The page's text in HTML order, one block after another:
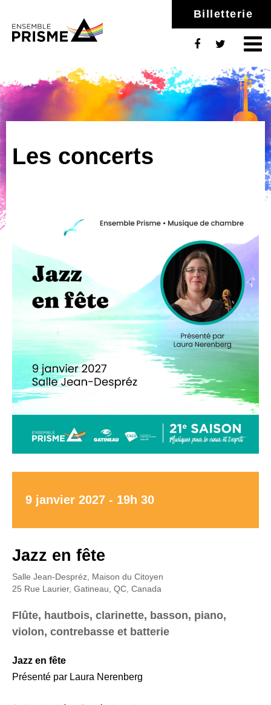
Billetterie
Les concerts
9 janvier 2027 - 19h 30
Jazz en fête
Salle Jean-Despréz, Maison du Citoyen
25 Rue Laurier, Gatineau, QC, Canada
Flûte, hautbois, clarinette, basson, piano,
violon, contrebasse et batterie
Jazz en fête
Présenté par Laura Nerenberg